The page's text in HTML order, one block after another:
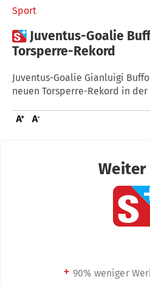
Sport
 Juventus-Goalie
Torsperre-Rekord
Juventus-Goalie Gianluigi
neuen Torsperre-Rekord in